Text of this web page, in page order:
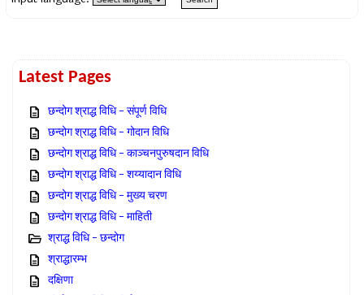
Latest Pages
छन्दोग श्राद्ध विधि – संपूर्ण विधि
छन्दोग श्राद्ध विधि – गोदान विधि
छन्दोग श्राद्ध विधि – काञ्चनपुरुषदान विधि
छन्दोग श्राद्ध विधि – शय्यादान विधि
छन्दोग श्राद्ध विधि – मुख्य चरण
छन्दोग श्राद्ध विधि – माहिती
श्राद्ध विधि – छन्दोग
श्राद्धारम्भ
दक्षिणा